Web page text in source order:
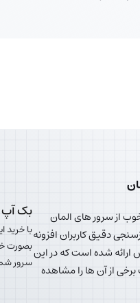
از سرور های المان
دقیق کاربران افزونه
ارائه شده است که در این
از آن ها را مشاهده
بک آپ
بصورت
سرور